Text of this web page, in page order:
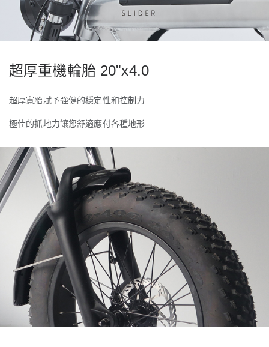
超厚重機輪胎 20"x4.0
超厚寬胎賦予強健的穩定性和控制力
極佳的抓地力讓您舒適應付各種地形